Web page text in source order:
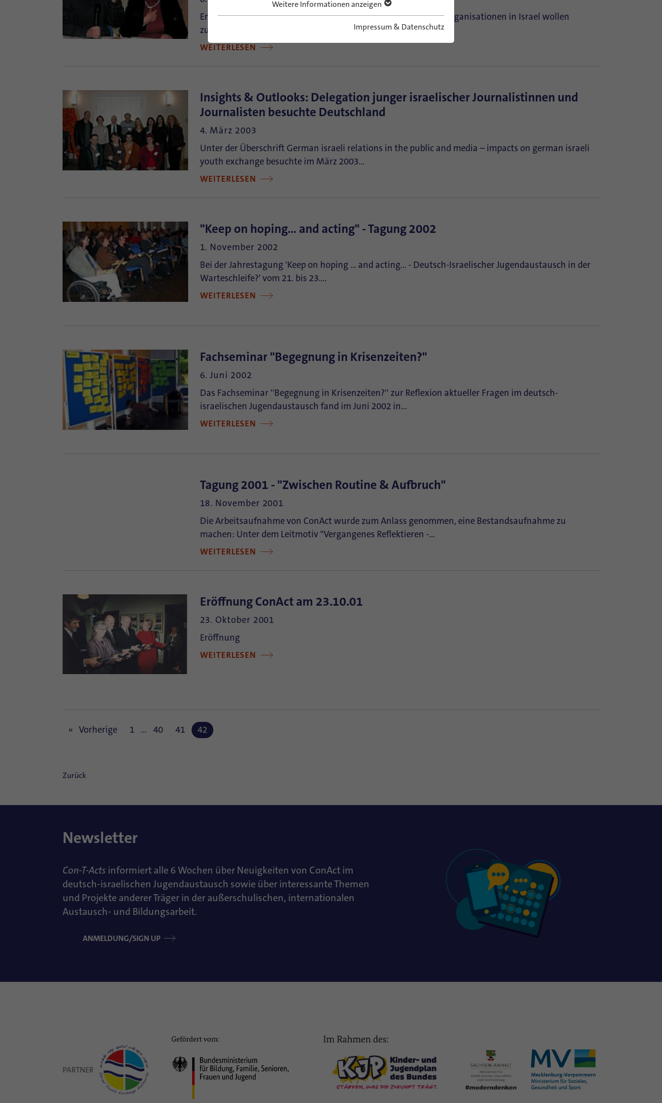
Weitere Informationen anzeigen
Impressum & Datenschutz
Entsendeorganisationen und VertreterInnen von Freiwilligen-Organisationen in Israel wollen
zukünftig stärker zusammenzuarbeiten. Dies war…
WEITERLESEN
Insights & Outlooks: Delegation junger israelischer Journalistinnen und
Journalisten besuchte Deutschland
4. März 2003
Unter der Überschrift German israeli relations in the public and media – impacts on german israeli
youth exchange besuchte im März 2003…
WEITERLESEN
"Keep on hoping... and acting" - Tagung 2002
1. November 2002
Bei der Jahrestagung 'Keep on hoping ... and acting... - Deutsch-Israelischer Jugendaustausch in der
Warteschleife?' vom 21. bis 23.…
WEITERLESEN
Fachseminar "Begegnung in Krisenzeiten?"
6. Juni 2002
Das Fachseminar ''Begegnung in Krisenzeiten?'' zur Reflexion aktueller Fragen im deutsch-
israelischen Jugendaustausch fand im Juni 2002 in…
WEITERLESEN
Tagung 2001 - "Zwischen Routine & Aufbruch"
18. November 2001
Die Arbeitsaufnahme von ConAct wurde zum Anlass genommen, eine Bestandsaufnahme zu
machen: Unter dem Leitmotiv "Vergangenes Reflektieren -…
WEITERLESEN
Eröffnung ConAct am 23.10.01
23. Oktober 2001
Eröffnung
WEITERLESEN
Vorherige 1 … 40 41 42
Zurück
Newsletter
Con-T-Acts informiert alle 6 Wochen über Neuigkeiten von ConAct im
deutsch-israelischen Jugendaustausch sowie über interessante Themen
und Projekte anderer Träger in der außerschulischen, internationalen
Austausch- und Bildungsarbeit.
ANMELDUNG/SIGN UP
PARTNER